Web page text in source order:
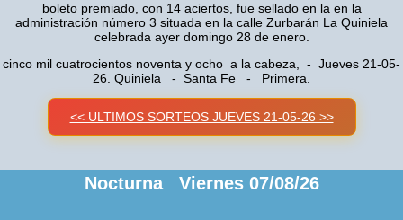
boleto premiado, con 14 aciertos, fue sellado en la en la
administración número 3 situada en la calle Zurbarán La Quiniela
celebrada ayer domingo 28 de enero.
cinco mil cuatrocientos noventa y ocho a la cabeza, - Jueves 21-05-
26. Quiniela - Santa Fe - Primera.
<< ULTIMOS SORTEOS JUEVES 21-05-26 >>
Nocturna Viernes 07/08/26